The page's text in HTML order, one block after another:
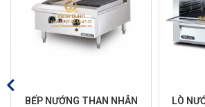
BẾP NƯỚNG THAN NHÂN
LÒ